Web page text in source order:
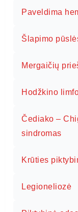
Paveldima
Šlapimo
Mergaičių
Hodžkino
Čediako –
sindromas
Krūties
Legioneliozė